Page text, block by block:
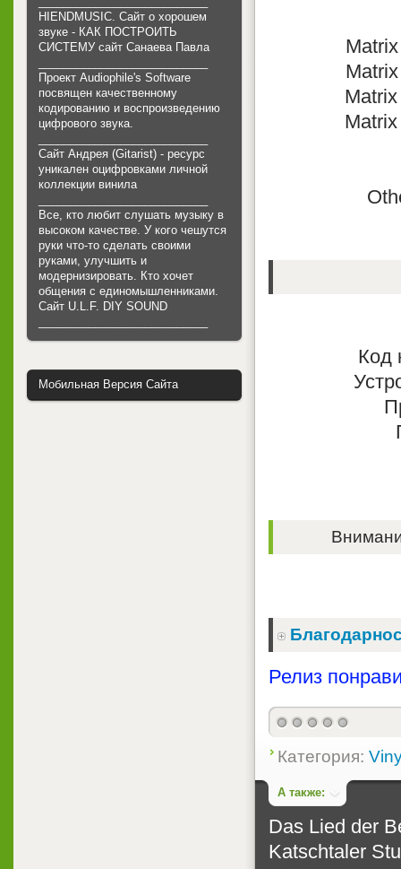
Код
Релиз
Категория:
А также:
Das Lied der
Katschtaler
HIENDMUSIC. Сайт о хорошем
звуке - КАК ПОСТРОИТЬ
СИСТЕМУ сайт Санаева Павла
Проект Audiophile's Software
посвящен качественному
кодированию и воспроизведению
цифрового звука.
Сайт Андрея (Gitarist) - ресурс
уникален оцифровками личной
коллекции винила
Все, кто любит слушать музыку в
высоком качестве. У кого чешутся
руки что-то сделать своими
руками, улучшить и
модернизировать. Кто хочет
общения с единомышленниками.
Cайт U.L.F. DIY SOUND
Мобильная Версия Сайта